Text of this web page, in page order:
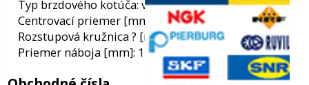
oleja
Informácie
Stav: normálny
Baliaca jednotka: 1